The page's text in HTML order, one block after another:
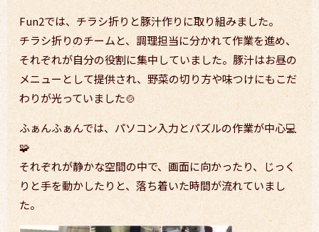
Fun2では、チラシ折りと豚汁作りに取り組みました。
チラシ折りのチームと、調理担当に分かれて作業を進め、
それぞれが自分の役割に集中していました。豚汁はお昼の
メニューとして提供され、野菜の切り方や味つけにもこだ
わりが光っていました🍲
ふぁんふぁんでは、パソコン入力とパズルの作業が中心💻
🧩
それぞれが静かな空間の中で、画面に向かったり、じっく
りと手を動かしたりと、落ち着いた時間が流れていまし
た。